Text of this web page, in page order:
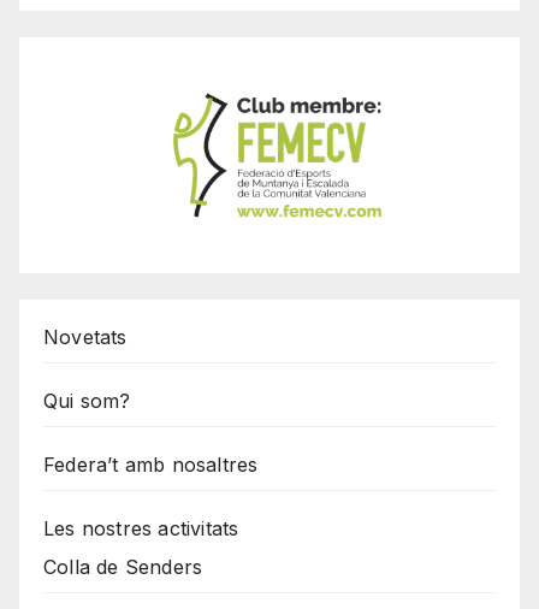
Novetats
Qui som?
Federa’t amb nosaltres
Les nostres activitats
Colla de Senders